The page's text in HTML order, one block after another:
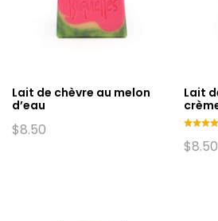
Lait de chèvre au melon
d’eau
$8.50
Lait
Note
5.00
$8.50